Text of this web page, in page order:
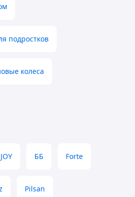
подростков
колеса
JOY ББ Forte
Pilsan